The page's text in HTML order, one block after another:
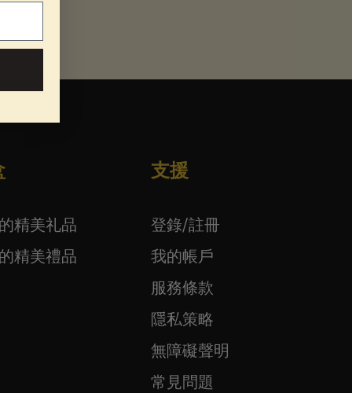
精美礼品
精美禮品
支援
登錄/註冊
我的帳戶
服務條款
隱私策略
無障礙聲明
常見問題